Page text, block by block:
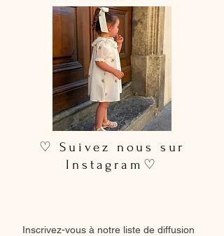
♡ Suivez nous sur
Instagram♡
Inscrivez-vous à notre liste de diffusion